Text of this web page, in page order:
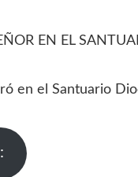
EN EL
en el Santuario